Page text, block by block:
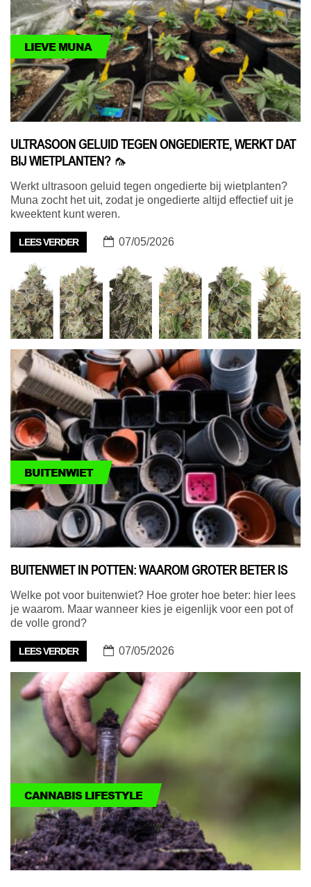
LIEVE MUNA
ULTRASOON GELUID TEGEN ONGEDIERTE, WERKT DAT
BIJ WIETPLANTEN? 🦟
Werkt ultrasoon geluid tegen ongedierte bij wietplanten?
Muna zocht het uit, zodat je ongedierte altijd effectief uit je
kweektent kunt weren.
LEES VERDER 07/05/2026
BUITENWIET
BUITENWIET IN POTTEN: WAAROM GROTER BETER IS
Welke pot voor buitenwiet? Hoe groter hoe beter: hier lees
je waarom. Maar wanneer kies je eigenlijk voor een pot of
de volle grond?
LEES VERDER 07/05/2026
CANNABIS LIFESTYLE